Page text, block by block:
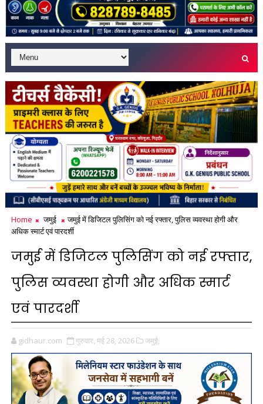
Home जमुई
जमुई में डिजिटल पुलिसिंग को नई रफ्तार, पुलिस व्यवस्था होगी और
अधिक स्मार्ट एवं पारदर्शी
जमुई में डिजिटल पुलिसिंग को नई रफ्तार,
पुलिस व्यवस्था होगी और अधिक स्मार्ट
एवं पारदर्शी
gidhaur.com गुरुवार, मई 28, 2026 जमुई,